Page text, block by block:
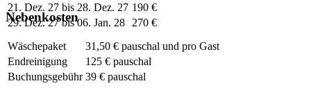
21. Dez. 27 bis 28. Dez. 27 190 €
29. Dez. 27 bis 06. Jan. 28
270 €
Nebenkosten
Wäschepaket
31,50 € pauschal und pro Gast
Endreinigung
125 € pauschal
Buchungsgebühr 39 € pauschal